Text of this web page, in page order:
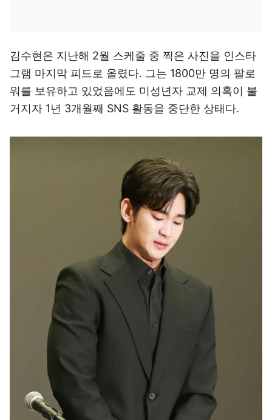
김수현은 지난해 2월 스케줄 중 찍은 사진을 인스타
그램 마지막 피드로 올렸다. 그는 1800만 명의 팔로
워를 보유하고 있었음에도 미성년자 교제 의혹이 불
거지자 1년 3개월째 SNS 활동을 중단한 상태다.